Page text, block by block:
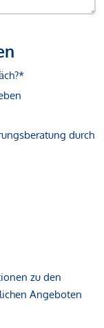
durch
zu den
Angeboten